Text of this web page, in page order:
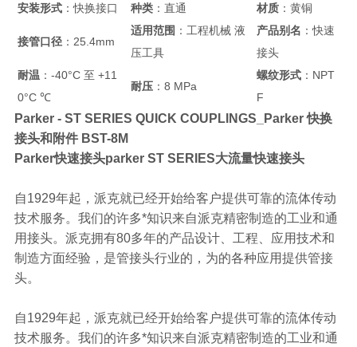
安装形式：快换接口 种类：直通 材质：黄铜
接管口径：25.4mm
适用范围 ：工程机械 液
压工具
产品别名 ：快速
接头
耐温 ：-40°C 至 +11
0°C ℃
耐压：8 MPa
螺纹形式：NPT
F
Parker - ST SERIES QUICK COUPLINGS_Parker 快换
接头和附件 BST-8M
Parker快速接头parker ST SERIES大流量快速接头
自1929年起，派克就已经开始给客户提供可靠的流体传动
技术服务。我们的许多*知识来自派克精密制造的工业和通
用接头。派克拥有80多年的产品设计、工程、应用技术和
制造方面经验，是管接头行业的，为的各种应用提供管接
头。
自1929年起，派克就已经开始给客户提供可靠的流体传动
技术服务。我们的许多*知识来自派克精密制造的工业和通